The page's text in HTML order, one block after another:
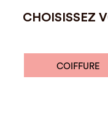
CHOISISSEZ
COIFFURE